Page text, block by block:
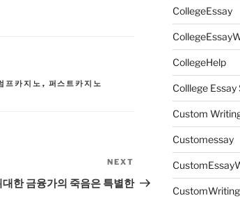
프카지노 , 퍼스트카지노
Post
NEXT
대한 금융가의 죽음은 특별한
CollegeEssay
CollegeHelp
Colllege Essay
Custom
Customessay
CustomWriting